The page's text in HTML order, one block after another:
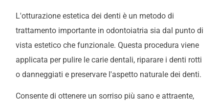
L'otturazione estetica dei denti è un metodo di
trattamento importante in odontoiatria sia dal punto di
vista estetico che funzionale. Questa procedura viene
applicata per pulire le carie dentali, riparare i denti rotti
o danneggiati e preservare l'aspetto naturale dei denti.
Consente di ottenere un sorriso più sano e attraente,